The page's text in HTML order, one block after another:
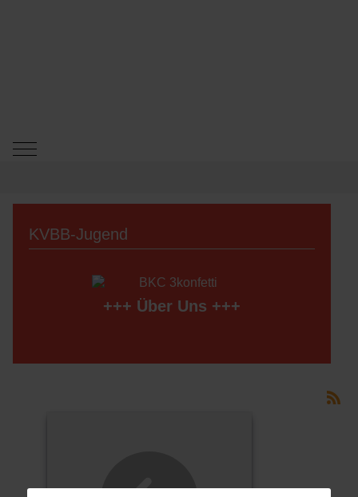
Mobile Menu Toggle
KVBB-Jugend
+++ Über Uns +++